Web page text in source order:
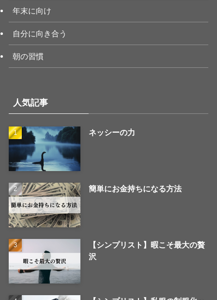
年末に向け
自分に向き合う
朝の習慣
人気記事
ネッシーの力
簡単にお金持ちになる方法
【シンプリスト】暇こそ最大の贅
沢